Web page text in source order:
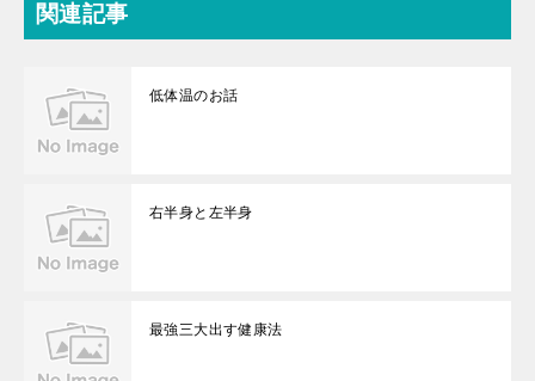
関連記事
低体温のお話
右半身と左半身
最強三大出す健康法